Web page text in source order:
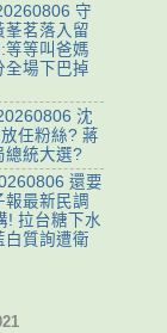
守
莑茗落入留
等等叫爸媽
全場下巴掉
沈
任粉絲? 蔣
總統大選?
還要
最新民調
! 拉台糖下水
白質詢遭衛